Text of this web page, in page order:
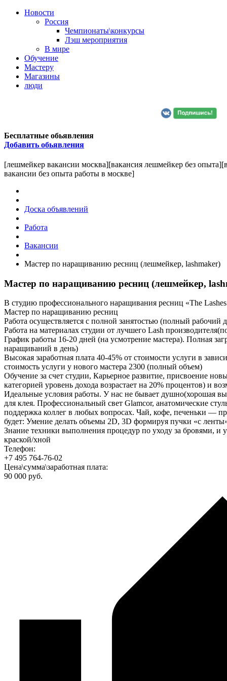
Новости
Россия
Чемпионаты\конкурсы
Лэш мероприятия
В мире
Обучение
Мастеру
Магазины
люди
Бесплатные обьявления
Добавить обьявления
[лешмейкер вакансии москва][вакансия лешмейкер без
вакансии без опыта работы в москве]
Доска объявлений
Работа
Вакансии
Мастер по наращиванию ресниц (лешмейкер, lashmaker)
Мастер по наращиванию ресниц (лешмейкер,
В студию профессионального наращивания ресниц «The
Мастер по наращиванию ресниц
Работа осуществляется с полной занятостью (полный рабочий
Работа на материалах студии от лучшего Lash
График работы 16-20 дней (на усмотрение мастера). Полная
наращиваний в день)
Высокая заработная плата 40-45% от стоимости услуги в
стоимость услуги у нового мастера 2300 (полный объем)
Обучение за счет студии, Карьерное развитие, присвоение
категорией уровень дохода возрастает на 20% процентов) и
Идеальные условия работы. У нас не бывает душно(хорошая
для клея. Профессиональный свет Glamcor, анатомические
поддержка коллег в любых вопросах. Чай, кофе, печеньки —
будет: Умение делать объемы 2D, 3D формируя пучки «с
Знание техники выполнения процедур по уходу за бровями, и
краской/хной
Телефон:
+7 495 764‑76-02
Цена\сумма\заработная плата:
90 000 руб.